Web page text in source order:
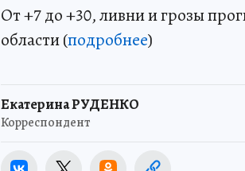
От +7 до +30, ливни и грозы
области (подробнее)
Екатерина РУДЕНКО
Корреспондент